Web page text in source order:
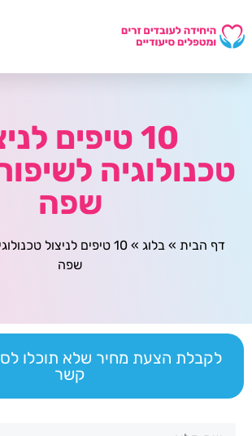
10 טיפים
טכנולוגיה
שפה
דף הבית »בלוג »
10 טיפים לניצול
שפה
לקבלת הצעת מחיר שלא תוכלו
קשר